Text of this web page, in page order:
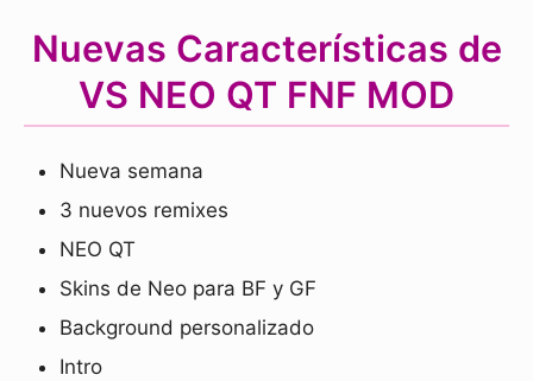
Nuevas Características de
VS NEO QT FNF MOD
Nueva semana
3 nuevos remixes
NEO QT
Skins de Neo para BF y GF
Background personalizado
Intro